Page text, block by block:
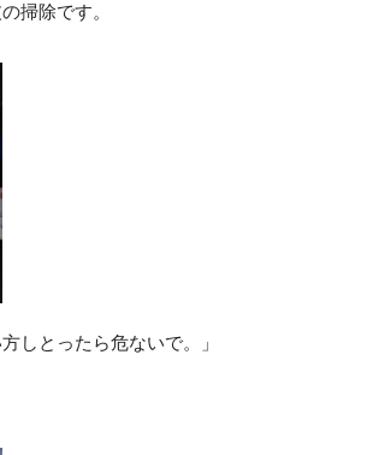
掃除です。
しとったら危ないで。」